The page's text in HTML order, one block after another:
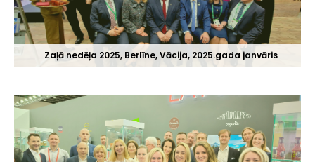
Zaļā nedēļa 2025, Berlīne, Vācija, 2025.gada janvāris